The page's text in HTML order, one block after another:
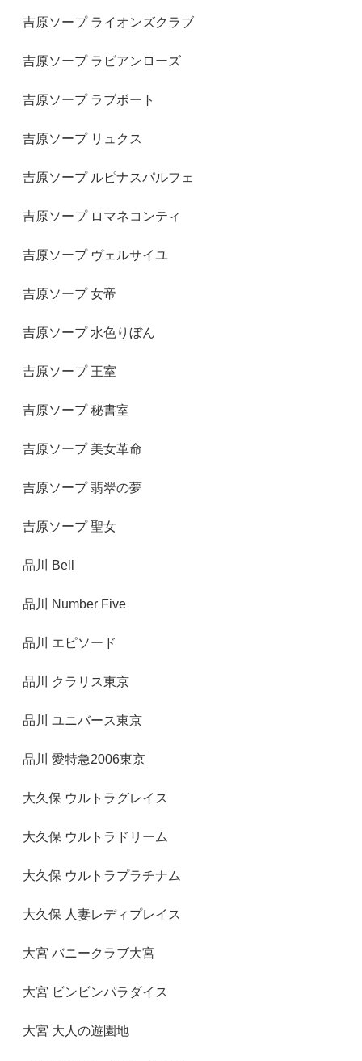
吉原ソープ ライオンズクラブ
吉原ソープ ラビアンローズ
吉原ソープ ラブボート
吉原ソープ リュクス
吉原ソープ ルピナスパルフェ
吉原ソープ ロマネコンティ
吉原ソープ ヴェルサイユ
吉原ソープ 女帝
吉原ソープ 水色りぼん
吉原ソープ 王室
吉原ソープ 秘書室
吉原ソープ 美女革命
吉原ソープ 翡翠の夢
吉原ソープ 聖女
品川 Bell
品川 Number Five
品川 エピソード
品川 クラリス東京
品川 ユニバース東京
品川 愛特急2006東京
大久保 ウルトラグレイス
大久保 ウルトラドリーム
大久保 ウルトラプラチナム
大久保 人妻レディプレイス
大宮 バニークラブ大宮
大宮 ビンビンパラダイス
大宮 大人の遊園地